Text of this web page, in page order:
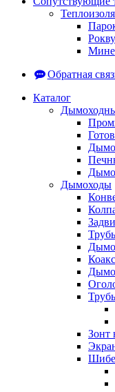
Обратная
Каталог
Дымоходы
Зонт